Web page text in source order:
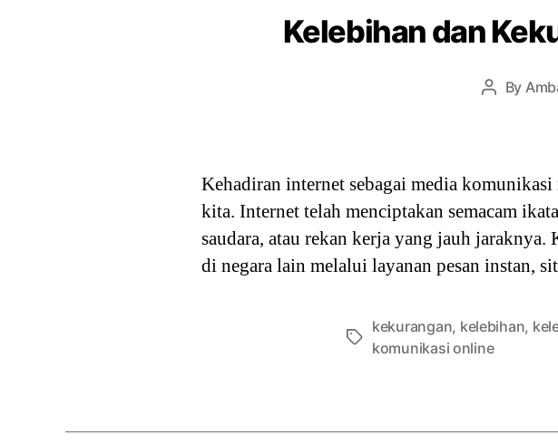
Kelebihan dan
Post
By
Kehadiran internet sebagai media
kita. Internet telah menciptakan semacam
saudara, atau rekan kerja yang jauh
di negara lain melalui layanan pesan instan,
Tags
kekurangan, kelebihan,
komunikasi online